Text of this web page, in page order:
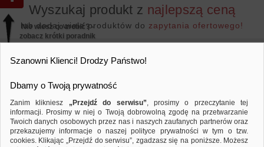
Wyszukaj produkt z najlepszą ceną
lub dodaj wiele produktów do zapytania ofertowego!
Wyposażenie biura Świece Świeca
Porównaj produkt: Świeca stołowa prosta DONAU
Nie wiesz co zrobić? -
zobacz krótki poradnik
Szanowni Klienci! Drodzy Państwo!
Dbamy o Twoją prywatność
Zanim klikniesz „Przejdź do serwisu”, prosimy o przeczytanie tej
informacji. Prosimy w niej o Twoją dobrowolną zgodę na przetwarzanie
Twoich danych osobowych przez nas i naszych zaufanych partnerów oraz
przekazujemy informacje o naszej polityce prywatności w tym o tzw.
cookies. Klikając „Przejdź do serwisu”, zgadzasz się na poniższe. Możesz